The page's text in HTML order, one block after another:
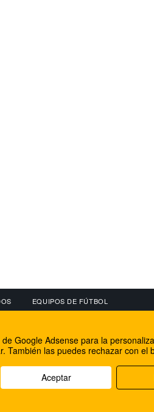
EQUIPOS DE FÚTBOL
Facebook
Twitter
Google Adsense para la
También las puedes rechazar con el
Aceptar